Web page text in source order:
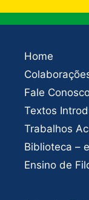
Home
Fale
Textos
Trabalhos
Biblioteca –
Ensino de